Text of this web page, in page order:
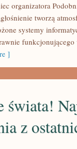
organizatora
tworzą
systemy
]
świata!
z